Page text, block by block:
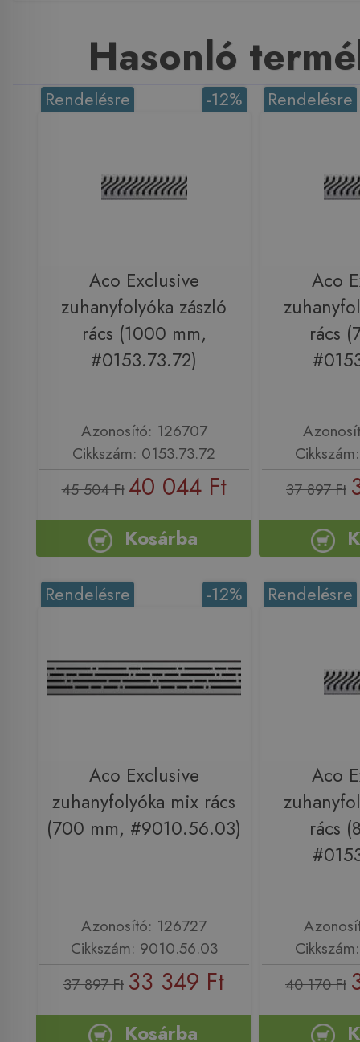
Hasonló
-12%
Rendelésre
Aco Exclusive
zuhanyfolyóka zászló
rács (1000 mm,
#0153.73.72)
Azonosító: 126707
Cikkszám: 0153.73.72
45 504 Ft 40 044 Ft
Kosárba
Rendelésre
Aco
rács
37 897 Ft
-12%
Rendelésre
Aco Exclusive
zuhanyfolyóka mix rács
(700 mm, #9010.56.03)
Azonosító: 126727
Cikkszám: 9010.56.03
37 897 Ft 33 349 Ft
Kosárba
Rendelésre
Aco
rács
40 170 Ft